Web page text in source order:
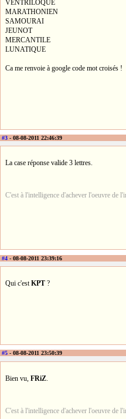
VENTRILOQUE
MARATHONIEN
SAMOURAI
JEUNOT
MERCANTILE
LUNATIQUE
Ca me renvoie à google code mot croisés !
#3 - 08-08-2011 22:46:39
La case réponse valide 3 lettres.
C'est à l'intelligence d'achever l'oeuvre de
#4 - 08-08-2011 23:39:16
Qui c'estKPT ?
#5 - 08-08-2011 23:50:39
Bien vu, FRiZ
C'est à l'intelligence d'achever l'oeuvre de